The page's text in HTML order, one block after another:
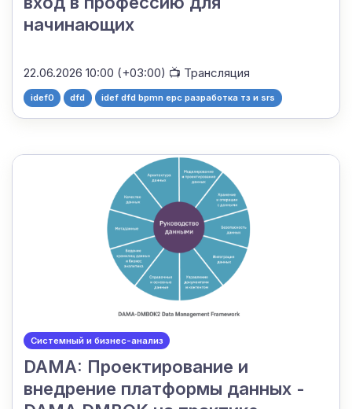
начинающих
22.06.2026 10:00 (+03:00) 📺 Трансляция
idef0 dfd idef dfd bpmn epc разработка тз и srs
Системный и бизнес-анализ
DAMA: Проектирование и
внедрение платформы данных -